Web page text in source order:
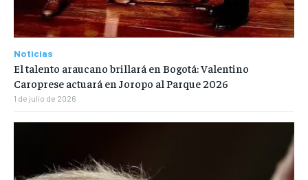
Noticias
El talento araucano brillará en Bogotá: Valentino
Caroprese actuará en Joropo al Parque 2026
1 de julio de 2026